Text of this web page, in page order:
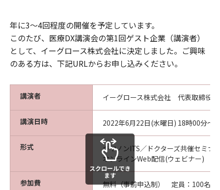
年に3～4回程度の開催を予定しています。
このたび、医療DX講演会の第1回ゲスト企業（講演者）
として、イーグロース株式会社に決定しました。ご興味
のある方は、下記URLからお申し込みください。
講演者 イーグロース株式会社 代表取締役
講演日時 2022年6月22日(水曜日) 18時00分～
形式
キヤノンITS／ドクターズ共催セミナ
オンラインWeb配信(ウェビナー)
参加費 無料（事前申込制） 定員：100名
スクロールでき
ます